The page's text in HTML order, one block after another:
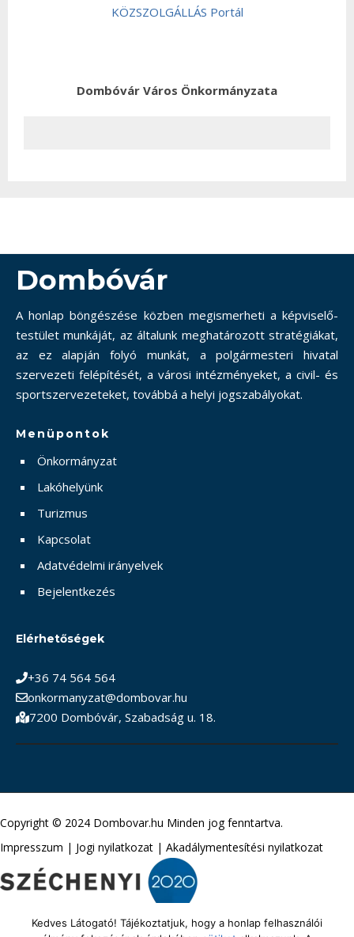
KÖZSZOLGÁLLÁS Portál
Dombóvár Város Önkormányzata
Dombóvár
A honlap böngészése közben megismerheti a képviselő-
testület munkáját, az általunk meghatározott stratégiákat,
az ez alapján folyó munkát, a polgármesteri hivatal
szervezeti felépítését, a városi intézményeket, a civil- és
sportszervezeteket, továbbá a helyi jogszabályokat.
Menüpontok
Önkormányzat
Lakóhelyünk
Turizmus
Kapcsolat
Adatvédelmi irányelvek
Bejelentkezés
Elérhetőségek
+36 74 564 564
onkormanyzat@dombovar.hu
7200 Dombóvár, Szabadság u. 18.
Copyright © 2024 Dombovar.hu Minden jog fenntartva.
Impresszum | Jogi nyilatkozat | Akadálymentesítési nyilatkozat
Kedves Látogató! Tájékoztatjuk, hogy a honlap felhasználói